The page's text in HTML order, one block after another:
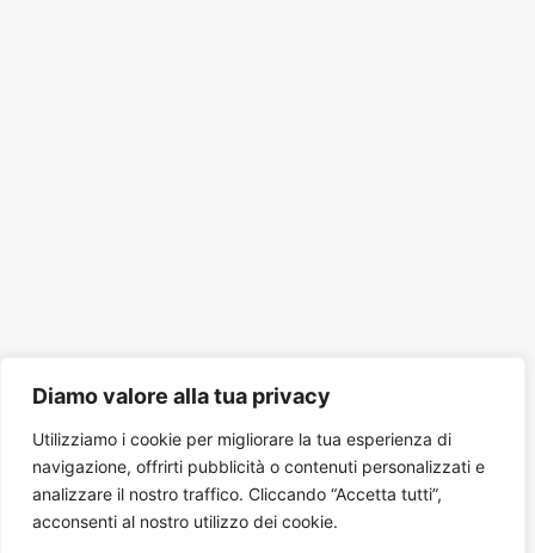
Diamo valore alla tua privacy
Utilizziamo i cookie per migliorare la tua esperienza di
navigazione, offrirti pubblicità o contenuti personalizzati e
analizzare il nostro traffico. Cliccando “Accetta tutti”,
acconsenti al nostro utilizzo dei cookie.